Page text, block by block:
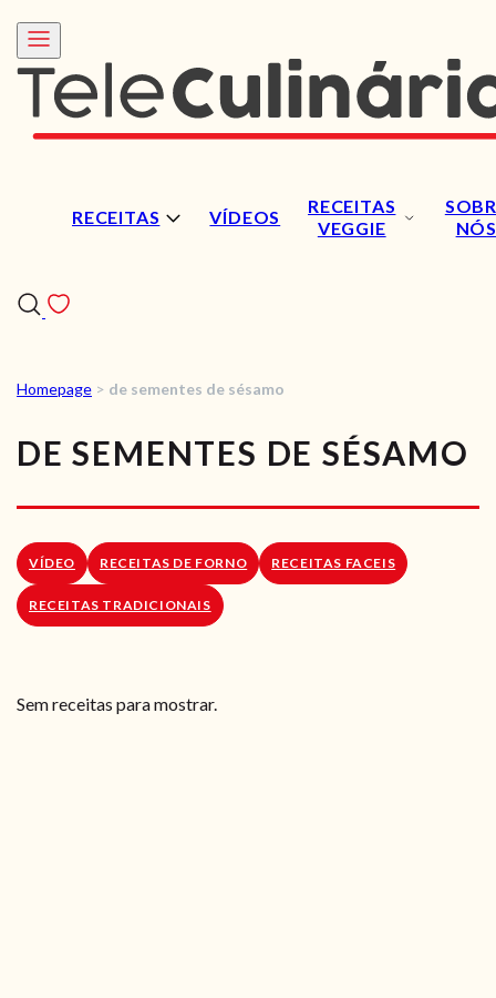
RECEITAS VÍDEOS
RECEITAS
VEGGIE
NÓS
RECEITAS
VÍDEOS
RECEITAS VEGGIE
SOBRE NÓS
LOJA ONLINE
Homepage > de sementes de sésamo
DE SEMENTES DE SÉSAMO
VÍDEO RECEITAS DE FORNO RECEITAS FACEIS
RECEITAS TRADICIONAIS
Sem receitas para mostrar.